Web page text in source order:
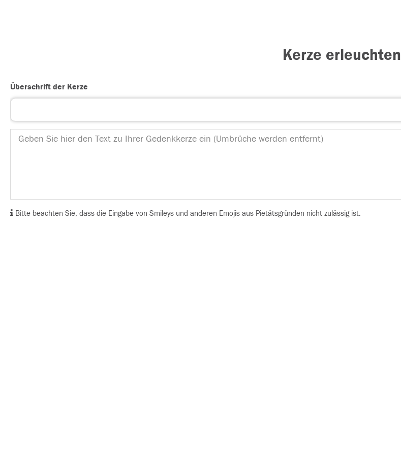
Kerze erleuchten
Überschrift der Kerze
Bitte beachten Sie, dass die Eingabe von Smileys und anderen Emojis aus Pietätsgründen nicht zulässig ist.